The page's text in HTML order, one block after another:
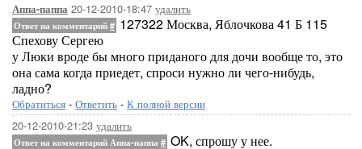
Аппа-паппа 20-12-2010-18:47 удалить
Ответ на комментарий # 127322 Москва, Яблочкова 41 Б 115
Спехову Сергею
у Люки вроде бы много приданого для дочи вообще то, это
она сама когда приедет, спроси нужно ли чего-нибудь,
ладно?
Обратиться - Ответить - К полной версии
20-12-2010-21:23 удалить
Ответ на комментарий Аппа-паппа # OK, спрошу у нее.